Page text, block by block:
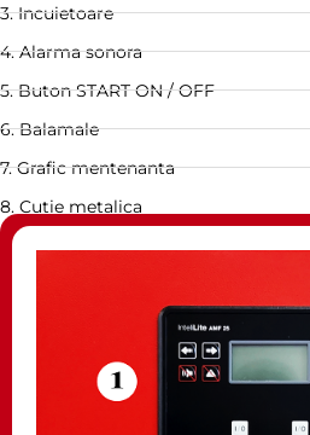
3. Incuietoare
4. Alarma sonora
5. Buton START ON / OFF
6. Balamale
7. Grafic mentenanta
8. Cutie metalica